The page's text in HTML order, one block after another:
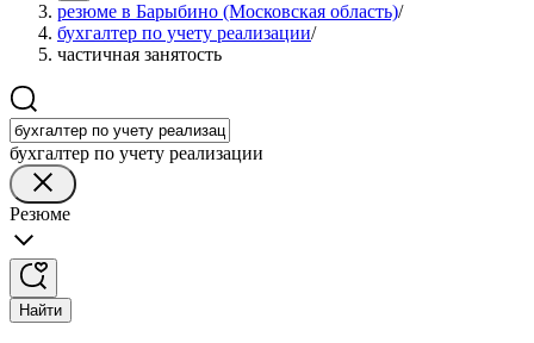
резюме в Барыбино (Московская область)/
бухгалтер по учету реализации/
частичная занятость
бухгалтер по учету реализации
Резюме
Найти